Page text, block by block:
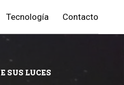
Tecnología Contacto
SUS LUCES